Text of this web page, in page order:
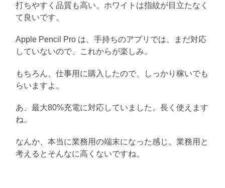
打ちやすく品質も高い。ホワイトは指紋が目立たなく
て良いです。
Apple Pencil Pro は、手持ちのアプリでは、まだ対応
していないので、これからが楽しみ。
もちろん、仕事用に購入したので、しっかり稼いでも
らいますよ。
あ、最大80%充電に対応していました。長く使えます
ね。
なんか、本当に業務用の端末になった感じ。業務用と
考えるとそんなに高くないですね。